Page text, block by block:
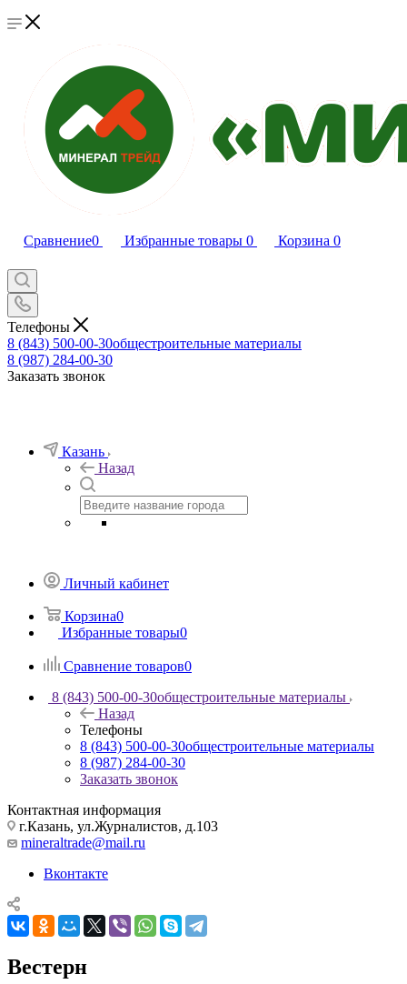
Сравнение0 Избранные товары 0 Корзина 0
Телефоны
8 (843) 500-00-30общестроительные материалы
8 (987) 284-00-30
Заказать звонок
Казань
Назад
Личный кабинет
Корзина0
Избранные товары0
Сравнение товаров0
8 (843) 500-00-30общестроительные материалы
Назад
Телефоны
8 (843) 500-00-30общестроительные материалы
8 (987) 284-00-30
Заказать звонок
Контактная информация
г.Казань, ул.Журналистов, д.103
mineraltrade@mail.ru
Вконтакте
Вестерн